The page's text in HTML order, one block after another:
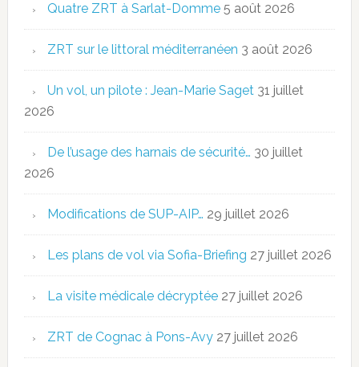
Quatre ZRT à Sarlat-Domme 5 août 2026
ZRT sur le littoral méditerranéen 3 août 2026
Un vol, un pilote : Jean-Marie Saget 31 juillet
2026
De l’usage des harnais de sécurité… 30 juillet
2026
Modifications de SUP-AIP… 29 juillet 2026
Les plans de vol via Sofia-Briefing 27 juillet 2026
La visite médicale décryptée 27 juillet 2026
ZRT de Cognac à Pons-Avy 27 juillet 2026